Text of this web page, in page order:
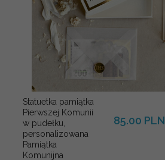
Statuetka pamiątka
Pierwszej Komunii
w pudełku,
personalizowana
Pamiątka
Komunijna
85.00 PLN